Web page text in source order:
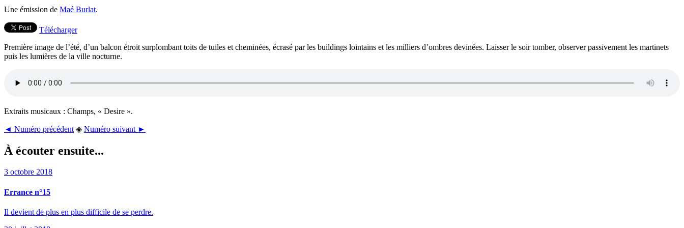
Une émission de Maé Burlat.
Télécharger
Première image de l’été, d’un balcon étroit surplombant toits de tuiles et cheminées, écrasé par les buildings lointains et les milliers d’ombres devinées. Laisser le soir tomber, observer passivement les martinets
puis les lumières de la ville nocturne.
Extraits musicaux : Champs, « Desire ».
◄ Numéro précédent ◈ Numéro suivant ►
À écouter ensuite...
3 octobre 2018
Errance n°15
Il devient de plus en plus difficile de se perdre.